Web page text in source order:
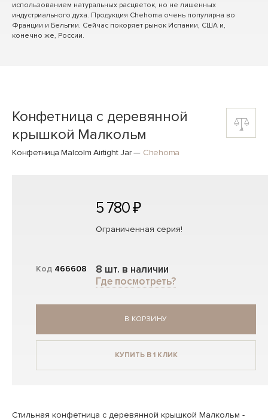
использованием натуральных расцветок, но не лишенных
индустриального духа. Продукция Chehoma очень популярна во
Франции и Бельгии. Сейчас покоряет рынок Испании, США и,
конечно же, России.
Конфетница с деревянной
крышкой Малкольм
Конфетница Malcolm Airtight Jar— Chehoma
Код 466608
5 780 ₽
Ограниченная серия!
8 шт. в наличии
Где посмотреть?
В КОРЗИНУ
КУПИТЬ В 1 КЛИК
Стильная конфетница с деревянной крышкой Малкольм -